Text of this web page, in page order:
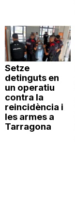
Setze
detinguts en
un operatiu
contra la
reincidència i
les armes a
Tarragona